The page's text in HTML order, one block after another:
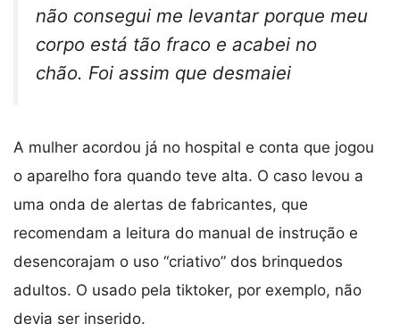
não consegui me levantar porque meu
corpo está tão fraco e acabei no
chão. Foi assim que desmaiei
A mulher acordou já no hospital e conta que jogou
o aparelho fora quando teve alta. O caso levou a
uma onda de alertas de fabricantes, que
recomendam a leitura do manual de instrução e
desencorajam o uso “criativo” dos brinquedos
adultos. O usado pela tiktoker, por exemplo, não
devia ser inserido.